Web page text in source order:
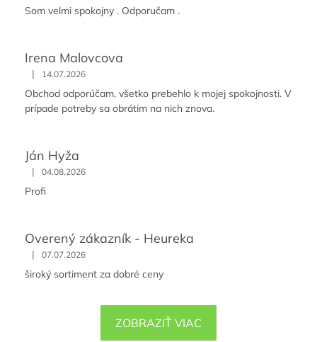
Som velmi spokojny . Odporučam .
Irena Malovcova
| 14.07.2026
Obchod odporúčam, všetko prebehlo k mojej spokojnosti. V
prípade potreby sa obrátim na nich znova.
Ján Hyža
| 04.08.2026
Profi
Overený zákazník - Heureka
| 07.07.2026
široký sortiment za dobré ceny
ZOBRAZIŤ VIAC